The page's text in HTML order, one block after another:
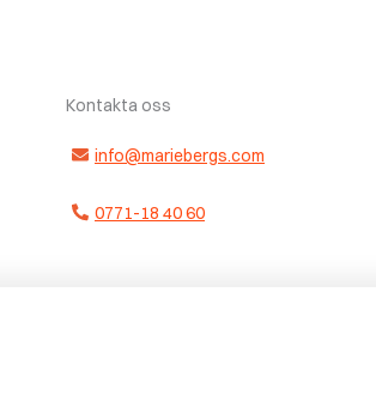
Kontakta oss
info@mariebergs.com
0771-18 40 60